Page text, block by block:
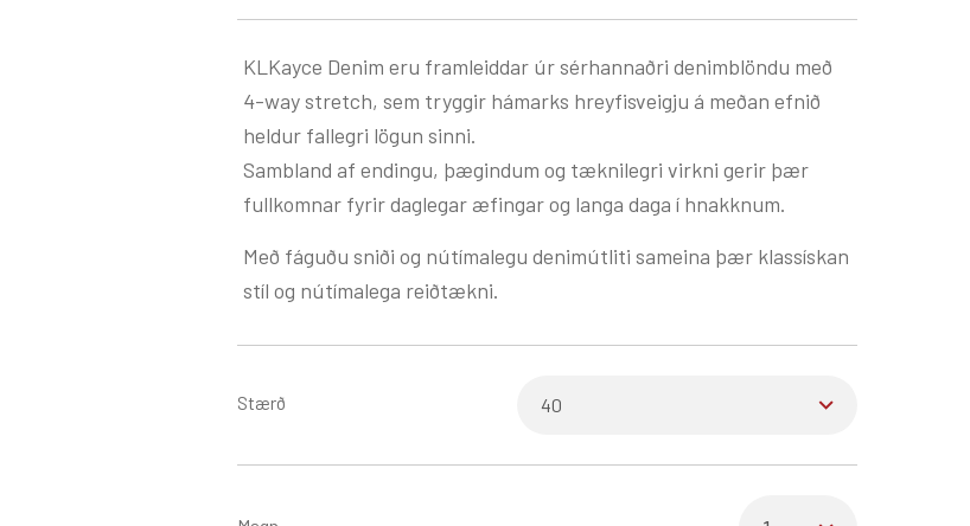
KLKayce Denim eru framleiddar úr sérhannaðri denimblöndu með
4-way stretch, sem tryggir hámarks hreyfisveigju á meðan efnið
heldur fallegri lögun sinni.
Sambland af endingu, þægindum og tæknilegri virkni gerir þær
fullkomnar fyrir daglegar æfingar og langa daga í hnakknum.
Með fáguðu sniði og nútímalegu denimútliti sameina þær klassískan
stíl og nútímalega reiðtækni.
Stærð